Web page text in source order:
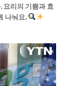
요리의 기쁨과 효
나눠요.